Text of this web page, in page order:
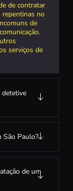
de contratar
repentinas no
de
serviços de
detetive
São Paulo?
de um